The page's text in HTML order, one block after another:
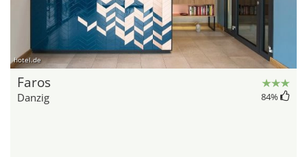
hotel.de
Faros
Danzig 84%